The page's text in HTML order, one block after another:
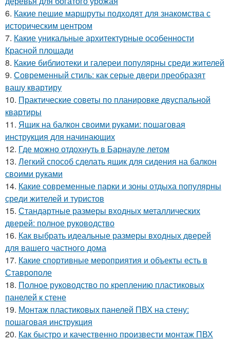
6. Какие пешие маршруты подходят для знакомства с
историческим центром
7. Какие уникальные архитектурные особенности
Красной площади
8. Какие библиотеки и галереи популярны среди жителей
9. Современный стиль: как серые двери преобразят
вашу квартиру
10. Практические советы по планировке двуспальной
квартиры
11. Ящик на балкон своими руками: пошаговая
инструкция для начинающих
12. Где можно отдохнуть в Барнауле летом
13. Легкий способ сделать ящик для сидения на балкон
своими руками
14. Какие современные парки и зоны отдыха популярны
среди жителей и туристов
15. Стандартные размеры входных металлических
дверей: полное руководство
16. Как выбрать идеальные размеры входных дверей
для вашего частного дома
17. Какие спортивные мероприятия и объекты есть в
Ставрополе
18. Полное руководство по креплению пластиковых
панелей к стене
19. Монтаж пластиковых панелей ПВХ на стену:
пошаговая инструкция
20. Как быстро и качественно произвести монтаж ПВХ